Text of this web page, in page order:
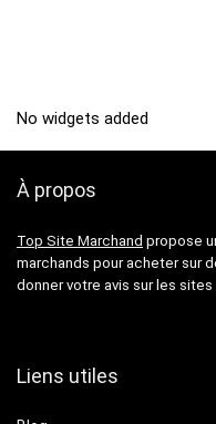
No widgets added
À propos
Top Site Marchand propose
marchands pour acheter sur
donner votre avis sur les sites
Liens utiles